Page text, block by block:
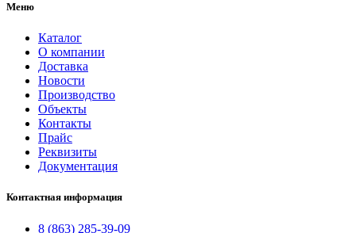
Меню
Каталог
О компании
Доставка
Новости
Производство
Объекты
Контакты
Прайс
Реквизиты
Документация
Контактная информация
8 (863) 285-39-09